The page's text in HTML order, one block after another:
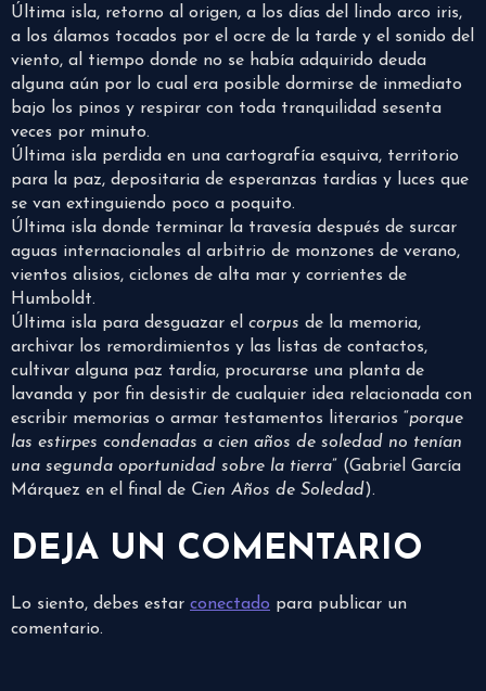
Última isla, retorno al origen, a los días del lindo arco iris,
a los álamos tocados por el ocre de la tarde y el sonido del
viento, al tiempo donde no se había adquirido deuda
alguna aún por lo cual era posible dormirse de inmediato
bajo los pinos y respirar con toda tranquilidad sesenta
veces por minuto.
Última isla perdida en una cartografía esquiva, territorio
para la paz, depositaria de esperanzas tardías y luces que
se van extinguiendo poco a poquito.
Última isla donde terminar la travesía después de surcar
aguas internacionales al arbitrio de monzones de verano,
vientos alisios, ciclones de alta mar y corrientes de
Humboldt.
Última isla para desguazar el corpus de la memoria,
archivar los remordimientos y las listas de contactos,
cultivar alguna paz tardía, procurarse una planta de
lavanda y por fin desistir de cualquier idea relacionada con
escribir memorias o armar testamentos literarios “porque
las estirpes condenadas a cien años de soledad no tenían
una segunda oportunidad sobre la tierra” (Gabriel García
Márquez en el final de Cien Años de Soledad).
DEJA UN COMENTARIO
Lo siento, debes estar conectado para publicar un
comentario.